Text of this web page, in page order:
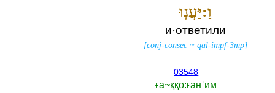
וַ:יַּעֲנ֧וּ
и·ответили
[conj-consec ~qal-impf-3mp]
03548
ға~ққо:ғанˈим